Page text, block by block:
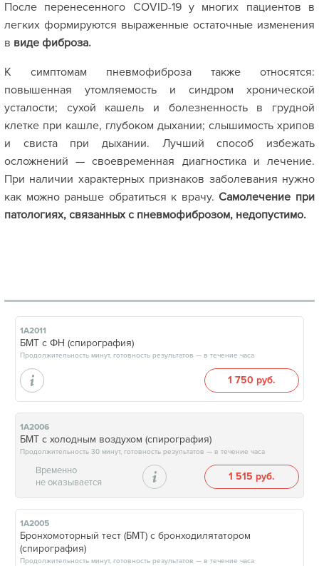
После перенесенного COVID-19 у многих пациентов в
легких формируются выраженные остаточные изменения
в виде фиброза.
К симптомам пневмофиброза также относятся:
повышенная утомляемость и синдром хронической
усталости; сухой кашель и болезненность в грудной
клетке при кашле, глубоком дыхании; слышимость хрипов
и свиста при дыхании. Лучший способ избежать
осложнений — своевременная диагностика и лечение.
При наличии характерных признаков заболевания нужно
как можно раньше обратиться к врачу. Самолечение при
патологиях, связанных с пневмофиброзом, недопустимо.
1А2011
БМТ с ФН (спирография)
Продолжительность минут, готовность результатов — в течение часа
1 750 руб.
1А2006
БМТ с холодным воздухом (спирография)
Продолжительность 30 минут, готовность результатов — в течение часа
Временно
не оказывается
1 515 руб.
1А2005
Бронхомоторный тест (БМТ) с бронходилятатором
(спирография)
Продолжительность минут, готовность результатов — в течение часа